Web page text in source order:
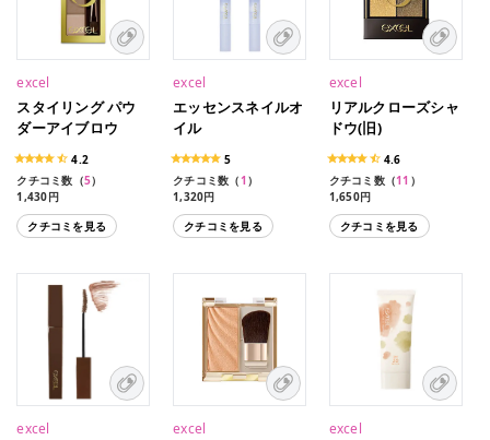
excel
スタイリング パウ
ダーアイブロウ
4.2
クチコミ数（5）
1,430円
1,430円（数量限定）
クチコミを見る
excel
エッセンスネイルオ
イル
5
クチコミ数（1 ）
1,320円
クチコミを見る
excel
リアルクローズシャ
ドウ(旧)
4.6
クチコミ数（11 ）
1,650円
1,650円（限定品）
クチコミを見る
excel
excel
excel